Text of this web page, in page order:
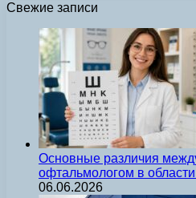
Свежие записи
Основные различия
офтальмологом в
06.06.2026